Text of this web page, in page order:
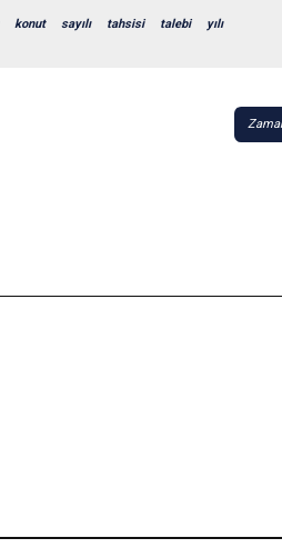
konut sayılı tahsisi talebi yılı